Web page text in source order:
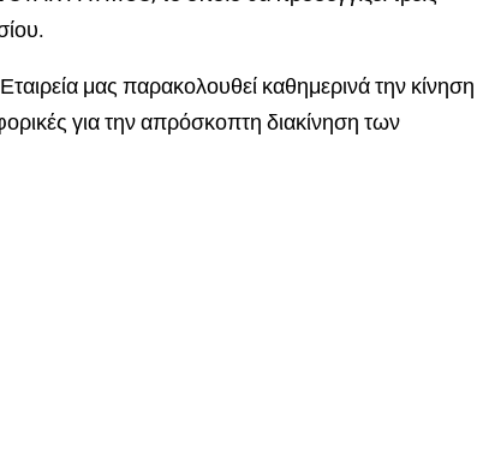
μας παρακολουθεί καθημερινά την κίνηση
για την απρόσκοπτη διακίνηση των